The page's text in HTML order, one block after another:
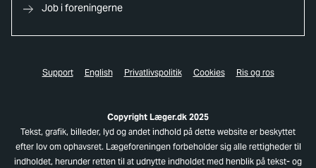
Job i foreningerne
Support English Privatlivspolitik Cookies Ris og ros
Copyright Læger.dk 2025
Tekst, grafik, billeder, lyd og andet indhold på dette website er beskyttet
efter lov om ophavsret. Lægeforeningen forbeholder sig alle rettigheder til
indholdet, herunder retten til at udnytte indholdet med henblik på tekst- og